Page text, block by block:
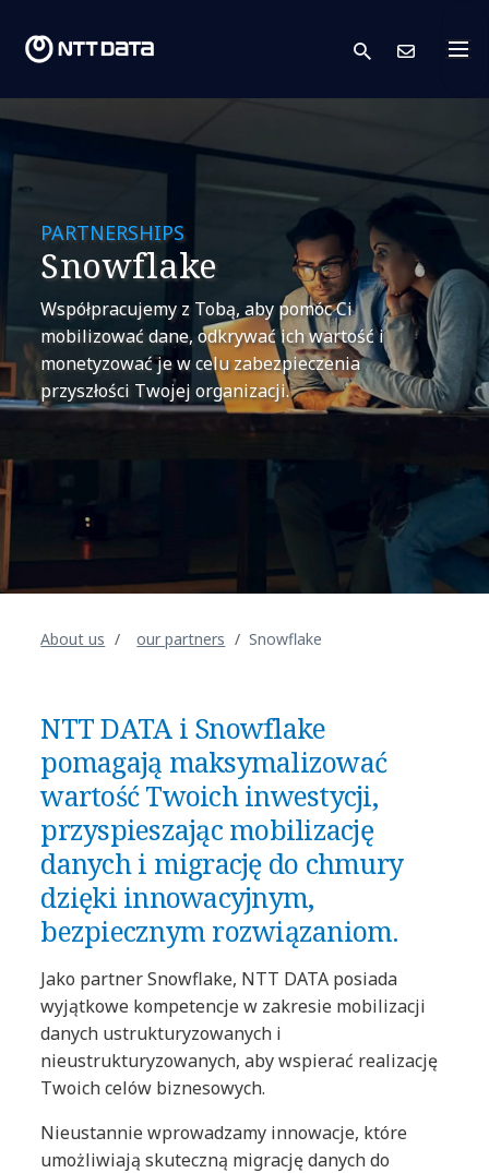
search
PARTNERSHIPS
Snowflake
Współpracujemy z Tobą, aby pomóc Ci
mobilizować dane, odkrywać ich wartość i
monetyzować je w celu zabezpieczenia
przyszłości Twojej organizacji.
About us our partners Snowflake
NTT DATA i Snowflake
pomagają maksymalizować
wartość Twoich inwestycji,
przyspieszając mobilizację
danych i migrację do chmury
dzięki innowacyjnym,
bezpiecznym rozwiązaniom.
Jako partner Snowflake, NTT DATA posiada
wyjątkowe kompetencje w zakresie mobilizacji
danych ustrukturyzowanych i
nieustrukturyzowanych, aby wspierać realizację
Twoich celów biznesowych.
Nieustannie wprowadzamy innowacje, które
umożliwiają skuteczną migrację danych do